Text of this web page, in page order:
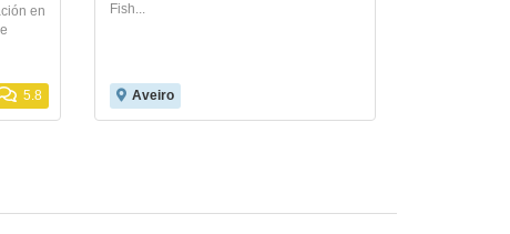
en
5.8
Fish...
Aveiro